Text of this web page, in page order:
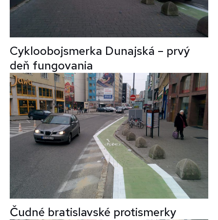
Cykloobojsmerka Dunajská – prvý
deň fungovania
Čudné bratislavské protismerky